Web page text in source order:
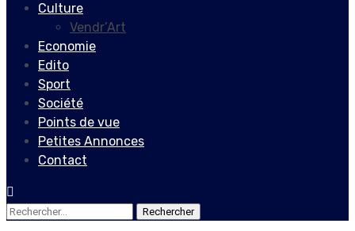
Culture
Vendr’Art
Economie
Edito
Sport
Société
Points de vue
Petites Annonces
Contact
Rechercher :